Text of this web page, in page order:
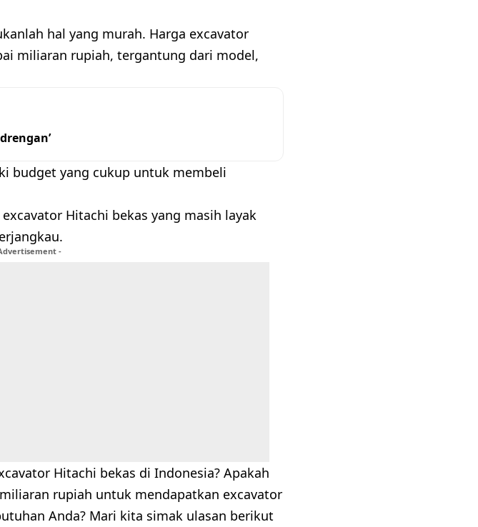
hal yang murah. Harga excavator
miliaran rupiah, tergantung dari model,
budget yang cukup untuk membeli
Hitachi bekas yang masih layak
-
Hitachi bekas di Indonesia? Apakah
rupiah untuk mendapatkan excavator
Anda? Mari kita simak ulasan berikut